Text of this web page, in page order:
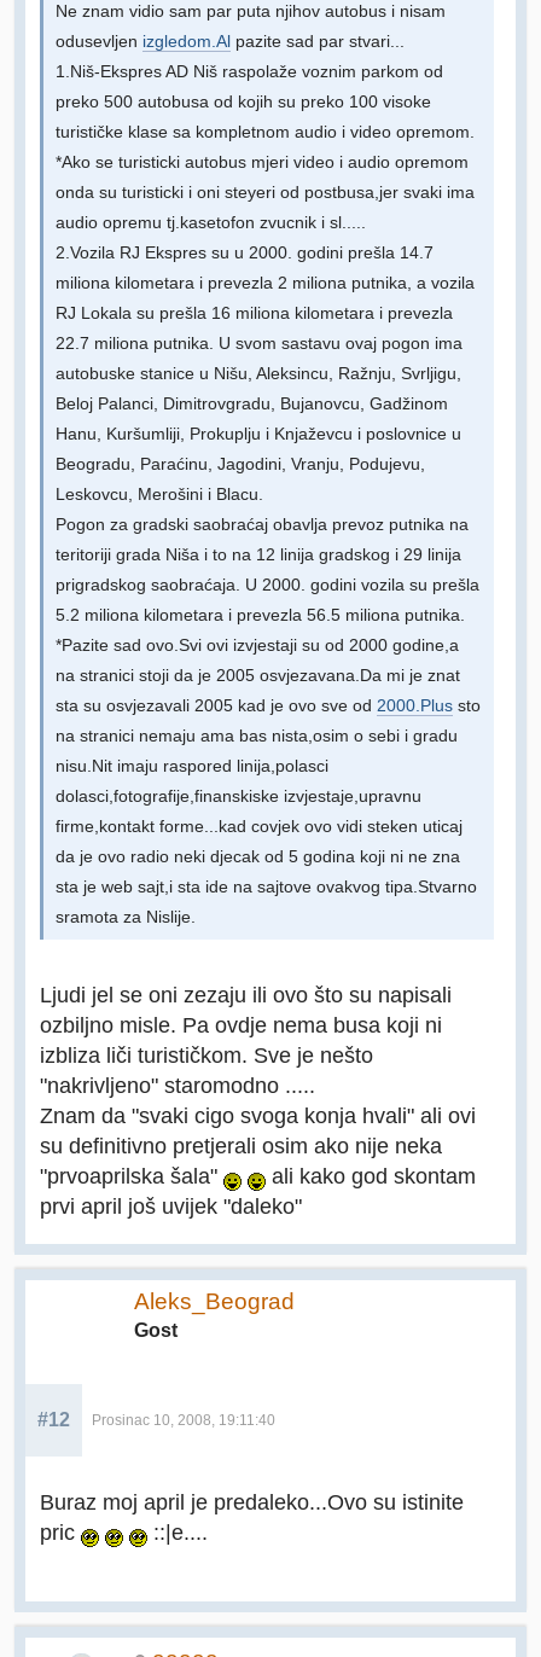
Ne znam vidio sam par puta njihov autobus i nisam
odusevljen izgledom.Al pazite sad par stvari...
1.Niš-Ekspres AD Niš raspolaže voznim parkom od
preko 500 autobusa od kojih su preko 100 visoke
turističke klase sa kompletnom audio i video opremom.
*Ako se turisticki autobus mjeri video i audio opremom
onda su turisticki i oni steyeri od postbusa,jer svaki ima
audio opremu tj.kasetofon zvucnik i sl.....
2.Vozila RJ Ekspres su u 2000. godini prešla 14.7
miliona kilometara i prevezla 2 miliona putnika, a vozila
RJ Lokala su prešla 16 miliona kilometara i prevezla
22.7 miliona putnika. U svom sastavu ovaj pogon ima
autobuske stanice u Nišu, Aleksincu, Ražnju, Svrljigu,
Beloj Palanci, Dimitrovgradu, Bujanovcu, Gadžinom
Hanu, Kuršumliji, Prokuplju i Knjaževcu i poslovnice u
Beogradu, Paraćinu, Jagodini, Vranju, Podujevu,
Leskovcu, Merošini i Blacu.
Pogon za gradski saobraćaj obavlja prevoz putnika na
teritoriji grada Niša i to na 12 linija gradskog i 29 linija
prigradskog saobraćaja. U 2000. godini vozila su prešla
5.2 miliona kilometara i prevezla 56.5 miliona putnika.
*Pazite sad ovo.Svi ovi izvjestaji su od 2000 godine,a
na stranici stoji da je 2005 osvjezavana.Da mi je znat
sta su osvjezavali 2005 kad je ovo sve od 2000.Plus sto
na stranici nemaju ama bas nista,osim o sebi i gradu
nisu.Nit imaju raspored linija,polasci
dolasci,fotografije,finanskiske izvjestaje,upravnu
firme,kontakt forme...kad covjek ovo vidi steken uticaj
da je ovo radio neki djecak od 5 godina koji ni ne zna
sta je web sajt,i sta ide na sajtove ovakvog tipa.Stvarno
sramota za Nislije.
Ljudi jel se oni zezaju ili ovo što su napisali
ozbiljno misle. Pa ovdje nema busa koji ni
izbliza liči turističkom. Sve je nešto
"nakrivljeno" staromodno .....
Znam da "svaki cigo svoga konja hvali" ali ovi
su definitivno pretjerali osim ako nije neka
"prvoaprilska šala"
ali kako god skontam
prvi april još uvijek "daleko"
Aleks_Beograd
Gost
#12 Prosinac 10, 2008, 19:11:40
Buraz moj april je predaleko...Ovo su istinite
pric
::|e....